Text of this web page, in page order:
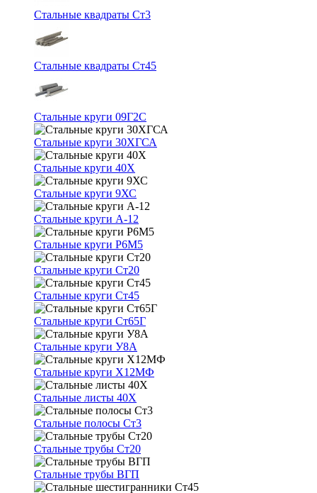
Стальные квадраты Ст3
Стальные квадраты Ст45
Стальные круги 09Г2С
Стальные круги 30ХГСА
Стальные круги 40Х
Стальные круги 9ХС
Стальные круги А-12
Стальные круги Р6М5
Стальные круги Ст20
Стальные круги Ст45
Стальные круги Ст65Г
Стальные круги У8А
Стальные круги Х12МФ
Стальные листы 40Х
Стальные полосы Ст3
Стальные трубы Ст20
Стальные трубы ВГП